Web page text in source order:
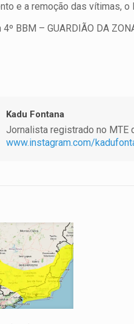
e a remoção das vítimas,
BBM – GUARDIÃO DA
Kadu Fontana
Jornalista registrado no MTE
www.instagram.com/